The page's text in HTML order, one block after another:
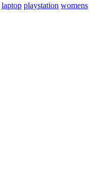
laptop playstation womens